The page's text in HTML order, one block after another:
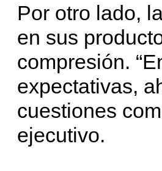
Por otro lado,
en sus
compresión.
expectativas,
cuestiones
ejecutivo.